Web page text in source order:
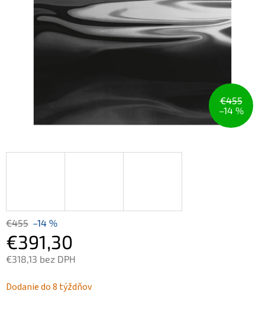
hviezdičiek.
€455
–14 %
€455 –14 %
€391,30
€318,13 bez DPH
cena:
Dodanie do 8 týždňov